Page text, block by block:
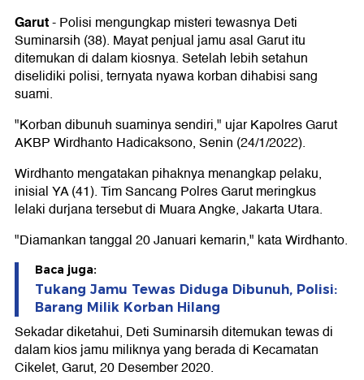
Garut-Polisi mengungkap misteri tewasnya Deti
Suminarsih (38). Mayat penjual jamu asal Garut itu
ditemukan di dalam kiosnya. Setelah lebih setahun
diselidiki polisi, ternyata nyawa korban dihabisi sang
suami.
"Korban dibunuh suaminya sendiri," ujar Kapolres Garut
AKBP Wirdhanto Hadicaksono, Senin (24/1/2022).
Wirdhanto mengatakan pihaknya menangkap pelaku,
inisial YA (41). Tim Sancang Polres Garut meringkus
lelaki durjana tersebut di Muara Angke, Jakarta Utara.
"Diamankan tanggal 20 Januari kemarin," kata Wirdhanto.
Baca juga:
Tukang Jamu Tewas Diduga Dibunuh, Polisi:
Barang Milik Korban Hilang
Sekadar diketahui, Deti Suminarsih ditemukan tewas di
dalam kios jamu miliknya yang berada di Kecamatan
Cikelet, Garut, 20 Desember 2020.